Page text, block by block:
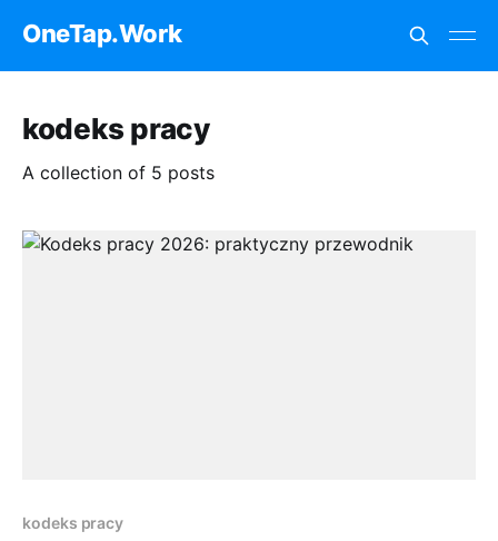
OneTap.Work
kodeks pracy
A collection of 5 posts
kodeks pracy